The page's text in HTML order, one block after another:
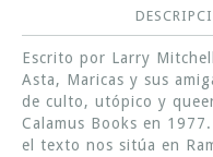
Escrito por Larry
Asta, Maricas y sus
de culto, utópico y
Calamus Books en
el texto nos sitúa en